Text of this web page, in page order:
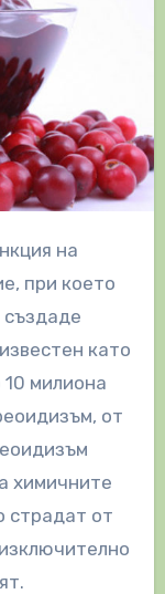
при което
като
милиона
от
химичните
страдат от